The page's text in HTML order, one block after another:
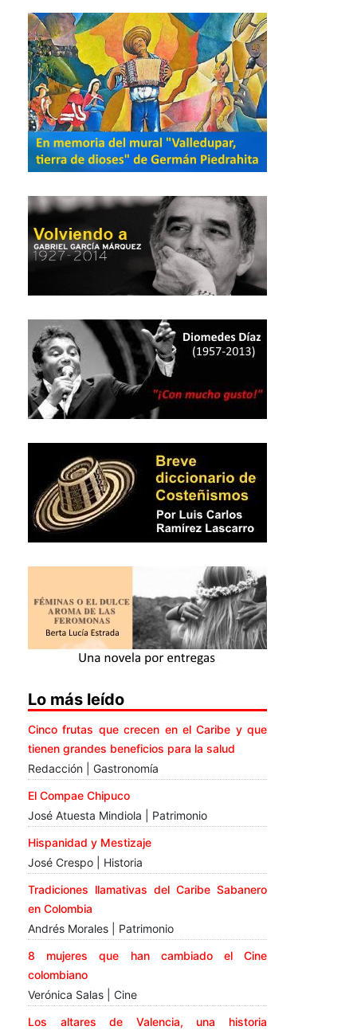
Lo más leído
Cinco frutas que crecen en el Caribe y que
tienen grandes beneficios para la salud
Redacción | Gastronomía
El Compae Chipuco
José Atuesta Mindiola | Patrimonio
Hispanidad y Mestizaje
José Crespo | Historia
Tradiciones llamativas del Caribe Sabanero
en Colombia
Andrés Morales | Patrimonio
8 mujeres que han cambiado el Cine
colombiano
Verónica Salas | Cine
Los altares de Valencia, una historia